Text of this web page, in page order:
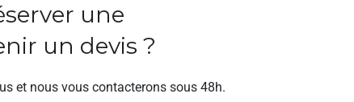
une
un devis ?
et nous vous contacterons sous 48h.